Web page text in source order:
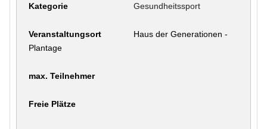
Gesundheitssport
Haus der Generationen -
Plantage